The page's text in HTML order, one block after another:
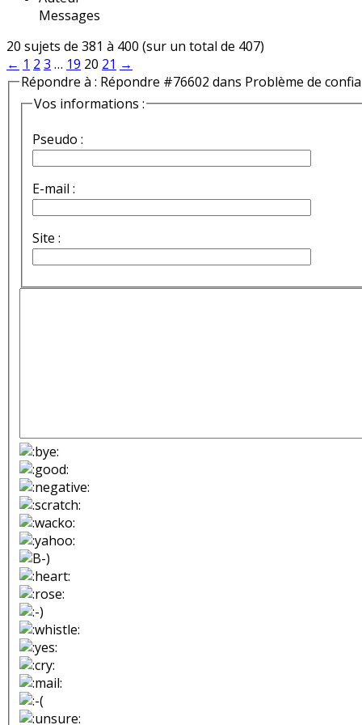
Messages
20 sujets de 381 à 400 (sur un total de 407)
← 1 2 3 … 19 20 21 →
Répondre à : Répondre #76602 dans Problème de
Vos informations :
Pseudo :
E-mail :
Site :